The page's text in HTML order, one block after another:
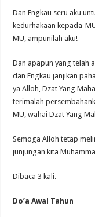
Dan Engkau seru aku
kedurhakaan kepada-
MU, ampunilah aku!
Dan apapun yang telah
dan Engkau janjikan
ya Alloh, Dzat Yang
terimalah
MU, wahai Dzat Yang
Semoga Alloh tetap
junjungan kita
Dibaca 3 kali.
Do’a Awal Tahun